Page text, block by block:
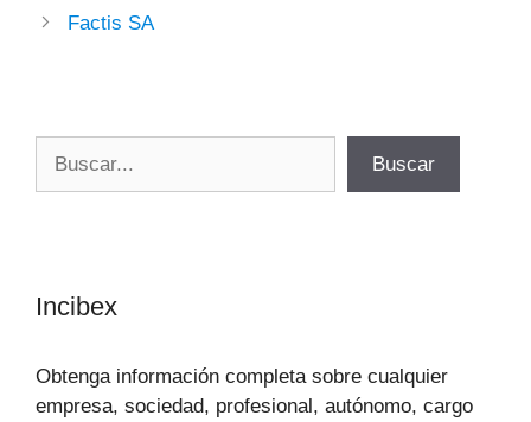
Factis SA
Buscar
Incibex
Obtenga información completa sobre cualquier
empresa, sociedad, profesional, autónomo, cargo